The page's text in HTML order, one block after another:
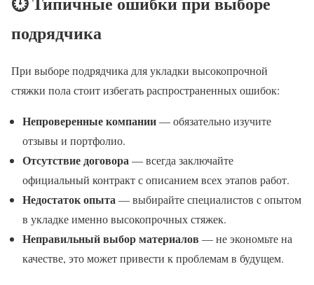
подрядчика
При выборе подрядчика для укладки высокопрочной
стяжки пола стоит избегать распространенных ошибок:
Непроверенные компании— обязательно изучите
отзывы и портфолио.
Отсутствие договора— всегда заключайте
официальный контракт с описанием всех этапов работ.
Недостаток опыта— выбирайте специалистов с опытом
в укладке именно высокопрочных стяжек.
Неправильный выбор материалов — не экономьте на
качестве, это может привести к проблемам в будущем.